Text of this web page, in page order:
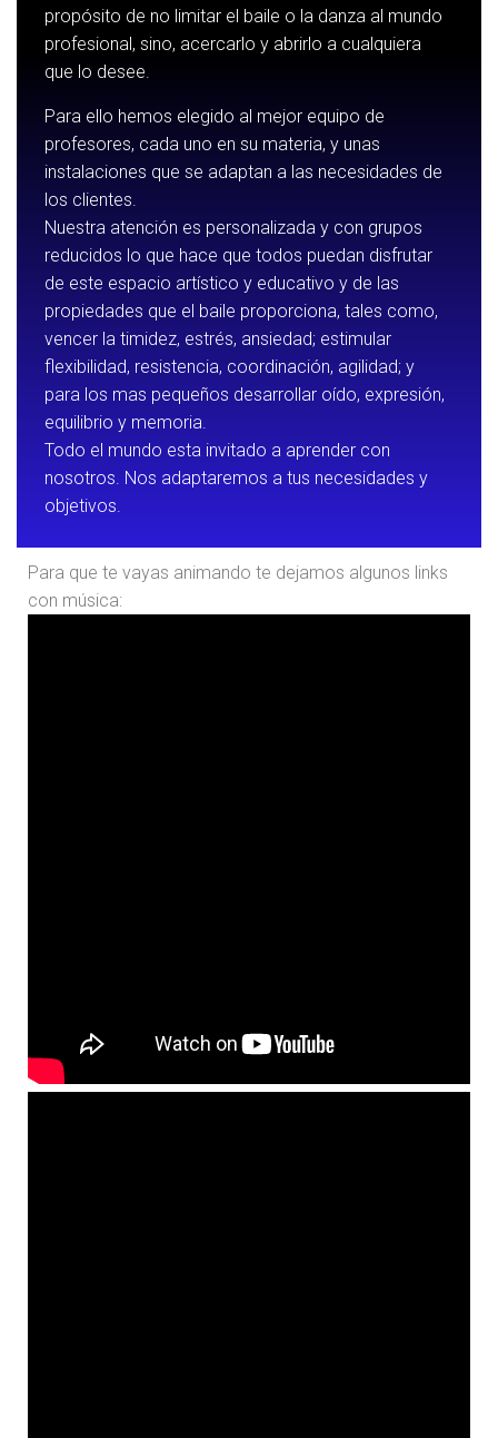
propósito de no limitar el baile o la danza al mundo
profesional, sino, acercarlo y abrirlo a cualquiera
que lo desee.
Para ello hemos elegido al mejor equipo de
profesores, cada uno en su materia, y unas
instalaciones que se adaptan a las necesidades de
los clientes.
Nuestra atención es personalizada y con grupos
reducidos lo que hace que todos puedan disfrutar
de este espacio artístico y educativo y de las
propiedades que el baile proporciona, tales como,
vencer la timidez, estrés, ansiedad; estimular
flexibilidad, resistencia, coordinación, agilidad; y
para los mas pequeños desarrollar oído, expresión,
equilibrio y memoria.
Todo el mundo esta invitado a aprender con
nosotros. Nos adaptaremos a tus necesidades y
objetivos.
Para que te vayas animando te dejamos algunos links
con música: